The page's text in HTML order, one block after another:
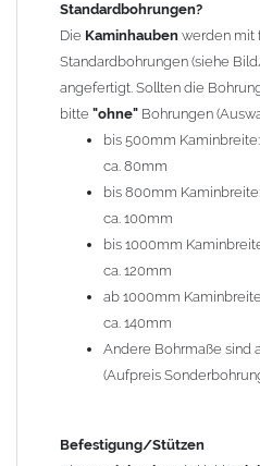
Kaminkopfabdeckung
Kaminhaubewirdohne
Kaminkopfabdeckungenfinden
Es stehen insgesamt 20
Auswahlfeldangeben.
Standardhauben siehe
(unser Topseller)
Laube, 13 Schwalbe, 14
17 Dach, 18 Plafond 2, 19 S-
Typ 07 (Welle hoch) und
Aufpreis von 20% (bitte
Shop möglich).
Die Typen 02 (Bogen), 06
1,5mm hergestellt (Preis auf
Standardbohrungen?
Die Kaminhauben werden mit
Standardbohrungen (siehe
angefertigt. Sollten die
bitte "ohne" Bohrungen
bis 500mm
ca. 80mm
bis 800mm
ca. 100mm
bis 1000mm
ca. 120mm
ab 1000mm
ca. 140mm
Andere Bohrmaße sind
(Aufpreis
Befestigung/Stützen